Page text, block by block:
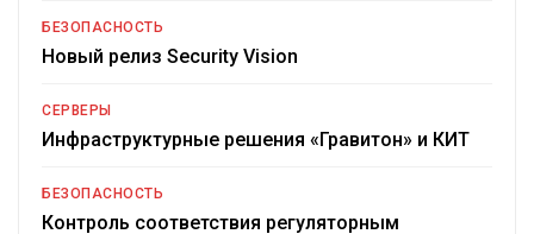
БЕЗОПАСНОСТЬ
Новый релиз Security Vision
СЕРВЕРЫ
Инфраструктурные решения «Гравитон» и КИТ
БЕЗОПАСНОСТЬ
Контроль соответствия регуляторным